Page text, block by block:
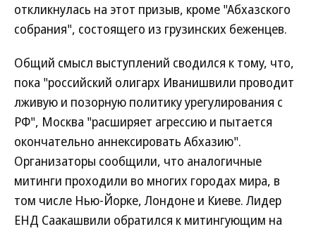
откликнулась на этот призыв, кроме "Абхазского
собрания", состоящего из грузинских беженцев.
Общий смысл выступлений сводился к тому, что,
пока "российский олигарх Иванишвили проводит
лживую и позорную политику урегулирования с
РФ", Москва "расширяет агрессию и пытается
окончательно аннексировать Абхазию".
Организаторы сообщили, что аналогичные
митинги проходили во многих городах мира, в
том числе Нью-Йорке, Лондоне и Киеве. Лидер
ЕНД Саакашвили обратился к митингующим на